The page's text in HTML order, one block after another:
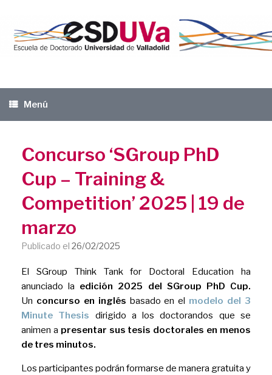
contenido
Menú
Concurso ‘SGroup PhD
Cup – Training &
Competition’ 2025 | 19 de
marzo
Publicado el 26/02/2025
El SGroup Think Tank for Doctoral Education ha
anunciado la edición 2025 del SGroup PhD Cup.
Un concurso en inglés basado en el modelo del 3
Minute Thesis dirigido a los doctorandos que se
animen a presentar sus tesis doctorales en menos
de tres minutos.
Los participantes podrán formarse de manera gratuita y